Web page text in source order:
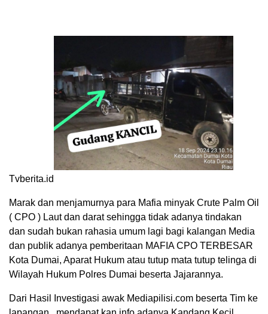
Tvberita.id
Marak dan menjamurnya para Mafia minyak Crute Palm Oil
( CPO ) Laut dan darat sehingga tidak adanya tindakan
dan sudah bukan rahasia umum lagi bagi kalangan Media
dan publik adanya pemberitaan MAFIA CPO TERBESAR
Kota Dumai, Aparat Hukum atau tutup mata tutup telinga di
Wilayah Hukum Polres Dumai beserta Jajarannya.
Dari Hasil Investigasi awak Mediapilisi.com beserta Tim ke